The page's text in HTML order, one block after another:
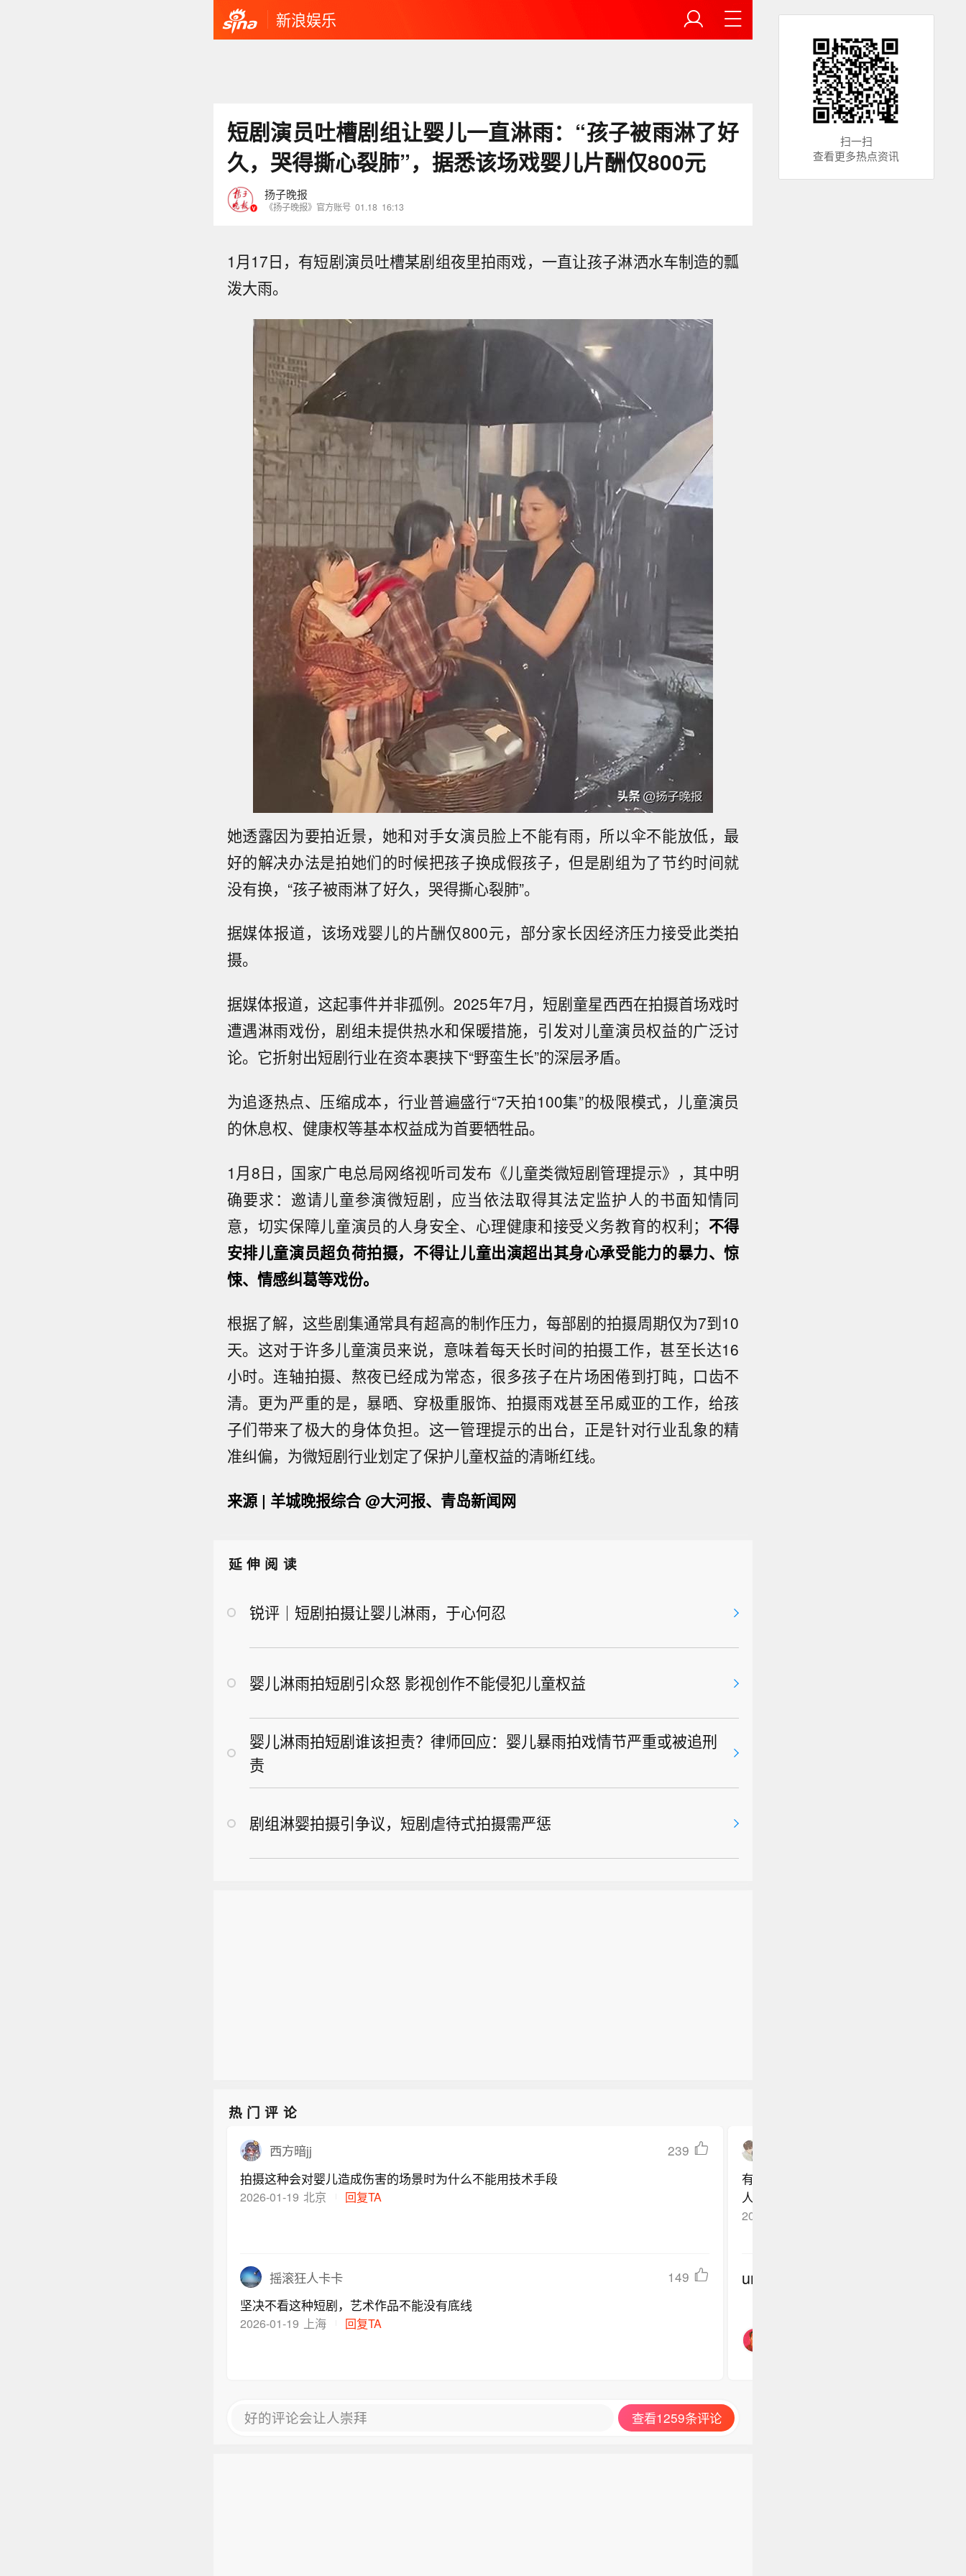
新浪娱乐
短剧演员吐槽剧组让婴儿一直淋雨：“孩子被雨淋了好
久，哭得撕心裂肺”，据悉该场戏婴儿片酬仅800元
扬子晚报
《扬子晚报》官方账号 01.18 16:13
1月17日，有短剧演员吐槽某剧组夜里拍雨戏，一直让孩子淋洒水车制造的瓢
泼大雨。
她透露因为要拍近景，她和对手女演员脸上不能有雨，所以伞不能放低，最
好的解决办法是拍她们的时候把孩子换成假孩子，但是剧组为了节约时间就
没有换，“孩子被雨淋了好久，哭得撕心裂肺”。
据媒体报道，该场戏婴儿的片酬仅800元，部分家长因经济压力接受此类拍
摄。
据媒体报道，这起事件并非孤例。2025年7月，短剧童星西西在拍摄首场戏时
遭遇淋雨戏份，剧组未提供热水和保暖措施，引发对儿童演员权益的广泛讨
论。它折射出短剧行业在资本裹挟下“野蛮生长”的深层矛盾。
为追逐热点、压缩成本，行业普遍盛行“7天拍100集”的极限模式，儿童演员
的休息权、健康权等基本权益成为首要牺牲品。
1月8日，国家广电总局网络视听司发布《儿童类微短剧管理提示》，其中明
确要求：邀请儿童参演微短剧，应当依法取得其法定监护人的书面知情同
意，切实保障儿童演员的人身安全、心理健康和接受义务教育的权利； 不得
安排儿童演员超负荷拍摄，不得让儿童出演超出其身心承受能力的暴力、惊
悚、情感纠葛等戏份。
根据了解，这些剧集通常具有超高的制作压力，每部剧的拍摄周期仅为7到10
天。这对于许多儿童演员来说，意味着每天长时间的拍摄工作，甚至长达16
小时。连轴拍摄、熬夜已经成为常态，很多孩子在片场困倦到打盹，口齿不
清。更为严重的是，暴晒、穿极重服饰、拍摄雨戏甚至吊威亚的工作，给孩
子们带来了极大的身体负担。这一管理提示的出台，正是针对行业乱象的精
准纠偏，为微短剧行业划定了保护儿童权益的清晰红线。
来源 | 羊城晚报综合 @大河报、青岛新闻网
延伸阅读
锐评｜短剧拍摄让婴儿淋雨，于心何忍
婴儿淋雨拍短剧引众怒 影视创作不能侵犯儿童权益
婴儿淋雨拍短剧谁该担责？律师回应：婴儿暴雨拍戏情节严重或被追刑
责
剧组淋婴拍摄引争议，短剧虐待式拍摄需严惩
热门评论
西方暗jj
239
拍摄这种会对婴儿造成伤害的场景时为什么不能用技术手段
2026-01-19 北京 回复TA
摇滚狂人卡卡
149
坚决不看这种短剧，艺术作品不能没有底线
2026-01-19 上海 回复TA
有些古装剧里的枕头又高又硬，成年人
人真会这样睡觉吗
2026-01-19
undefined
好的评论会让人崇拜 查看1259条评论
扫一扫
查看更多热点资讯